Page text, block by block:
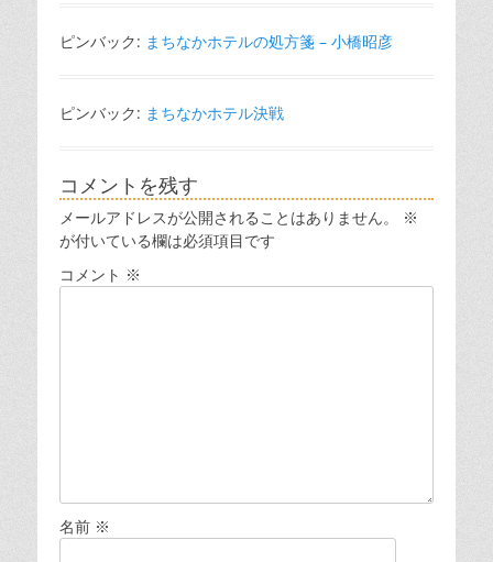
ピンバック: まちなかホテルの処方箋 – 小橋昭彦
ピンバック: まちなかホテル決戦
コメントを残す
メールアドレスが公開されることはありません。
※
が付いている欄は必須項目です
コメント ※
名前 ※